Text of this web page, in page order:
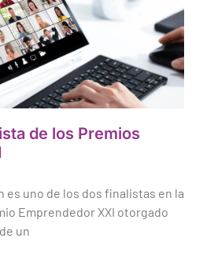
de los Premios
es uno de los dos finalistas en la
Emprendedor XXI otorgado
un